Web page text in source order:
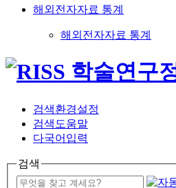
해외전자자료 통계
해외전자자료 통계
검색환경설정
검색도움말
다국어입력
검색